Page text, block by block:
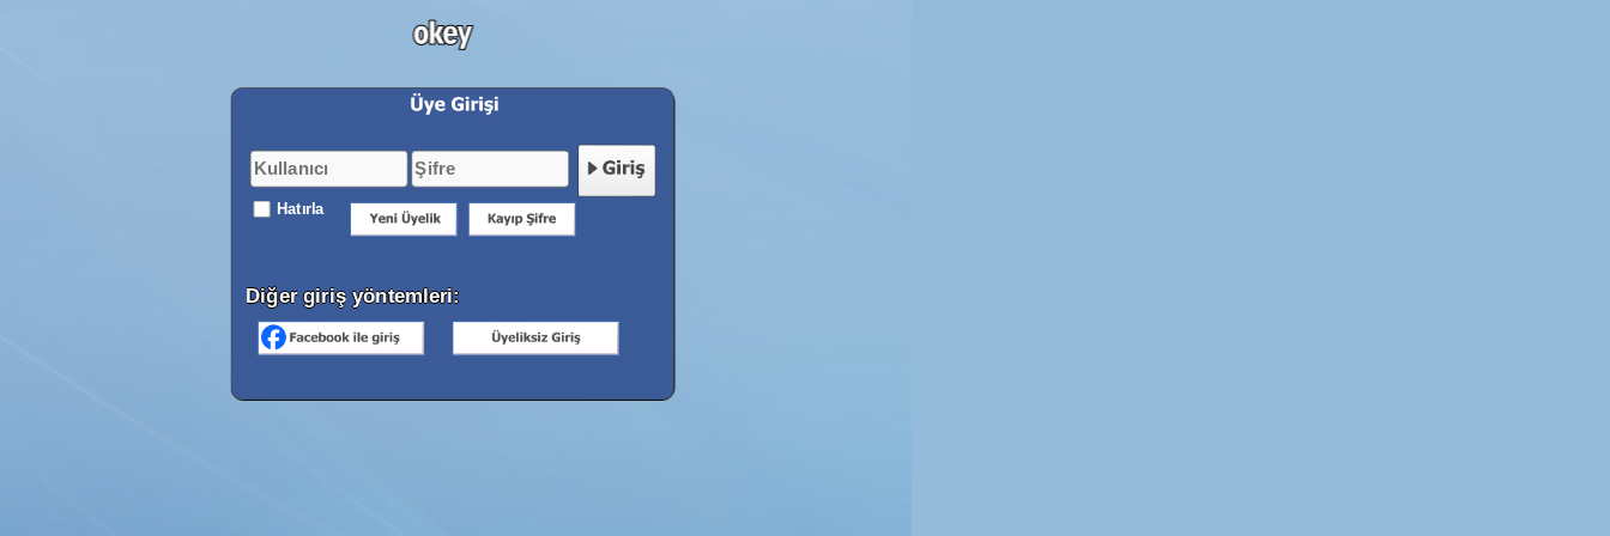
Hatırla
Diğer giriş yöntemleri: